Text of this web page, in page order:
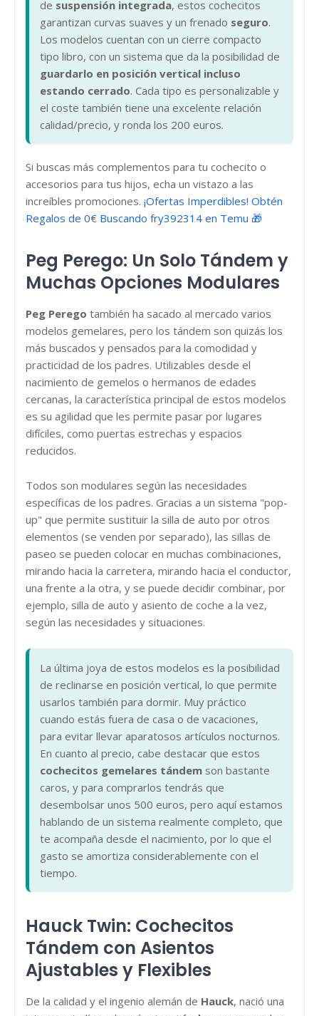
de suspensión integrada, estos cochecitos
garantizan curvas suaves y un frenado seguro.
Los modelos cuentan con un cierre compacto
tipo libro, con un sistema que da la posibilidad de
guardarlo en posición vertical incluso
estando cerrado. Cada tipo es personalizable y
el coste también tiene una excelente relación
calidad/precio, y ronda los 200 euros.
Si buscas más complementos para tu cochecito o
accesorios para tus hijos, echa un vistazo a las
increíbles promociones. ¡Ofertas Imperdibles! Obtén
Regalos de 0€ Buscando fry392314 en Temu 🎁
Peg Perego: Un Solo Tándem y
Muchas Opciones Modulares
Peg Perego también ha sacado al mercado varios
modelos gemelares, pero los tándem son quizás los
más buscados y pensados para la comodidad y
practicidad de los padres. Utilizables desde el
nacimiento de gemelos o hermanos de edades
cercanas, la característica principal de estos modelos
es su agilidad que les permite pasar por lugares
difíciles, como puertas estrechas y espacios
reducidos.
Todos son modulares según las necesidades
específicas de los padres. Gracias a un sistema "pop-
up" que permite sustituir la silla de auto por otros
elementos (se venden por separado), las sillas de
paseo se pueden colocar en muchas combinaciones,
mirando hacia la carretera, mirando hacia el conductor,
una frente a la otra, y se puede decidir combinar, por
ejemplo, silla de auto y asiento de coche a la vez,
según las necesidades y situaciones.
La última joya de estos modelos es la posibilidad
de reclinarse en posición vertical, lo que permite
usarlos también para dormir. Muy práctico
cuando estás fuera de casa o de vacaciones,
para evitar llevar aparatosos artículos nocturnos.
En cuanto al precio, cabe destacar que estos
cochecitos gemelares tándem son bastante
caros, y para comprarlos tendrás que
desembolsar unos 500 euros, pero aquí estamos
hablando de un sistema realmente completo, que
te acompaña desde el nacimiento, por lo que el
gasto se amortiza considerablemente con el
tiempo.
Hauck Twin: Cochecitos
Tándem con Asientos
Ajustables y Flexibles
De la calidad y el ingenio alemán de Hauck, nació una